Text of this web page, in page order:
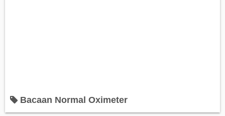
Bacaan Normal Oximeter